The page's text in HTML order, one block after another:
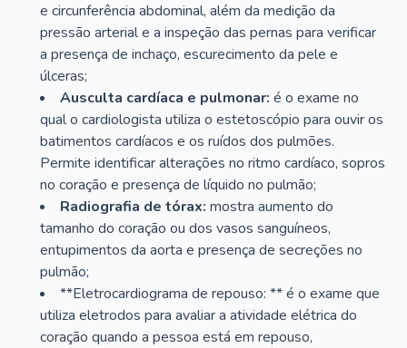
e circunferência abdominal, além da medição da
pressão arterial e a inspeção das pernas para verificar
a presença de inchaço, escurecimento da pele e
úlceras;
Ausculta cardíaca e pulmonar: é o exame no
qual o cardiologista utiliza o estetoscópio para ouvir os
batimentos cardíacos e os ruídos dos pulmões.
Permite identificar alterações no ritmo cardíaco, sopros
no coração e presença de líquido no pulmão;
Radiografia de tórax: mostra aumento do
tamanho do coração ou dos vasos sanguíneos,
entupimentos da aorta e presença de secreções no
pulmão;
**Eletrocardiograma de repouso: ** é o exame que
utiliza eletrodos para avaliar a atividade elétrica do
coração quando a pessoa está em repouso,